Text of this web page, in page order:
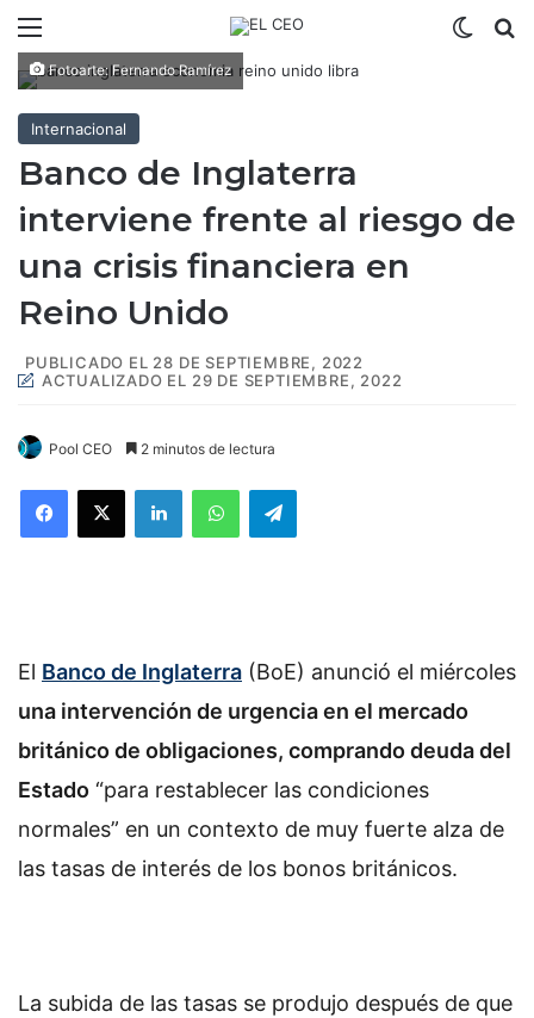
Fotoarte: Fernando Ramírez
Internacional
Banco de Inglaterra
interviene frente al riesgo de
una crisis financiera en
Reino Unido
PUBLICADO EL 28 DE SEPTIEMBRE, 2022
ACTUALIZADO EL 29 DE SEPTIEMBRE, 2022
Pool CEO 2 minutos de lectura
El Banco de Inglaterra (BoE) anunció el miércoles
una intervención de urgencia en el mercado
británico de obligaciones, comprando deuda del
Estado “para restablecer las condiciones
normales” en un contexto de muy fuerte alza de
las tasas de interés de los bonos británicos.
La subida de las tasas se produjo después de que